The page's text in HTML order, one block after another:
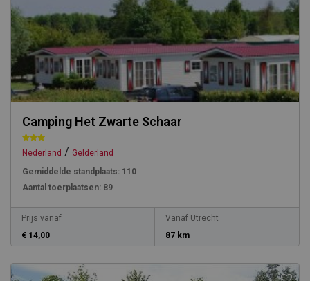
Camping Het Zwarte Schaar
Nederland / Gelderland
Gemiddelde standplaats: 110
Aantal toerplaatsen: 89
Prijs vanaf
€ 14,00
Vanaf Utrecht
87 km